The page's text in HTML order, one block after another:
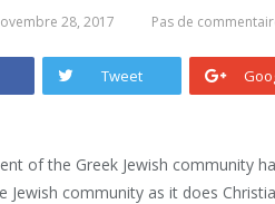
28, 2017 Pas de
Tweet
of the Greek Jewish community
Jewish community as it does